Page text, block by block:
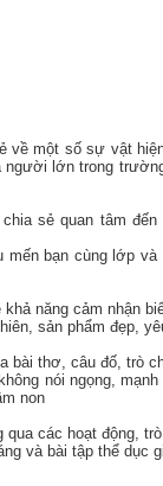
về một số sự vật
lớn trong
sẻ quan tâm
bạn cùng lớp
khả năng cảm nhận
sản phẩm đẹp,
bài thơ, câu đố, trò
nói ngọng,
non
qua các hoạt động,
và bài tập thể dục